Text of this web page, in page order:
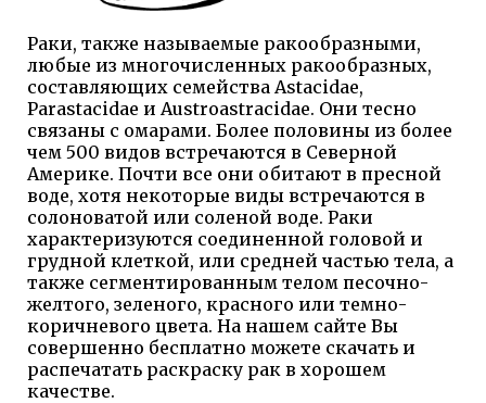
Раки, также называемые ракообразными,
любые из многочисленных ракообразных,
составляющих семейства Astacidae,
Parastacidae и Austroastracidae. Они тесно
связаны с омарами. Более половины из более
чем 500 видов встречаются в Северной
Америке. Почти все они обитают в пресной
воде, хотя некоторые виды встречаются в
солоноватой или соленой воде. Раки
характеризуются соединенной головой и
грудной клеткой, или средней частью тела, а
также сегментированным телом песочно-
желтого, зеленого, красного или темно-
коричневого цвета. На нашем сайте Вы
совершенно бесплатно можете скачать и
распечатать раскраску рак в хорошем
качестве.